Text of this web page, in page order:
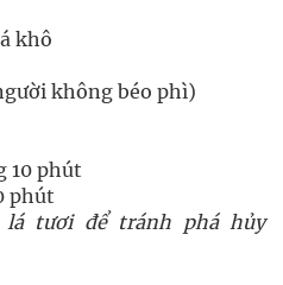
khô
không béo phì)
10 phút
phút
tươi để tránh phá hủy